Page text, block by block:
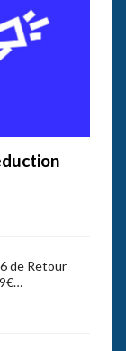
de Retour